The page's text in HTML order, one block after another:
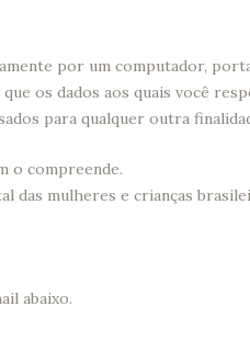
por um computador,
os dados aos quais você
para qualquer outra
o compreende.
das mulheres e crianças
abaixo.